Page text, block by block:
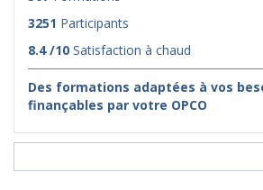
3251 Participants
8.4 /10 Satisfaction à chaud
Des formations adaptées à vos
finançables par votre OPCO